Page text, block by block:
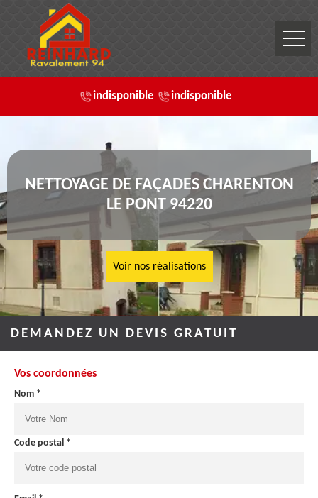
indisponible indisponible
NETTOYAGE DE FAÇADES CHARENTON
LE PONT 94220
Voir nos réalisations
DEMANDEZ UN DEVIS GRATUIT
Vos coordonnées
Nom *
Code postal *